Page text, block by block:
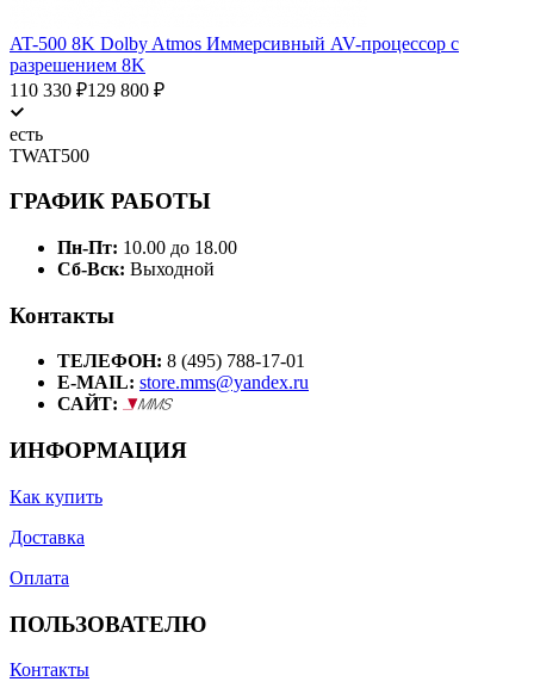
AT-500 8K Dolby Atmos Иммерсивный AV-процессор с
разрешением 8K
110 330 ₽129 800 ₽
есть
TWAT500
ГРАФИК РАБОТЫ
Пн-Пт: 10.00 до 18.00
Сб-Вск: Выходной
Контакты
ТЕЛЕФОН: 8 (495) 788-17-01
E-MAIL: store.mms@yandex.ru
САЙТ:
ИНФОРМАЦИЯ
Как купить
Доставка
Оплата
ПОЛЬЗОВАТЕЛЮ
Контакты